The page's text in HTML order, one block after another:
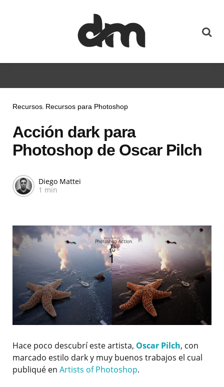
Recursos Recursos para Photoshop
Acción dark para
Photoshop de Oscar Pilch
Diego Mattei
1 min
Hace poco descubrí este artista, Oscar Pilch, con
marcado estilo dark y muy buenos trabajos el cual
publiqué en Artists of Photoshop.